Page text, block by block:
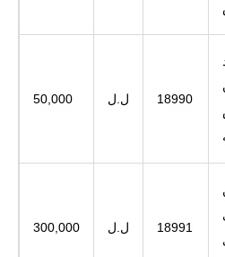
50,000 ل.ل 18990
300,000 ل.ل 18991